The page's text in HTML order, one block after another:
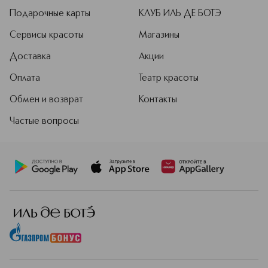
Подарочные карты
Сервисы красоты
Доставка
Оплата
Обмен и возврат
Частые вопросы
КЛУБ ИЛЬ ДЕ БОТЭ
Магазины
Акции
Театр красоты
Контакты